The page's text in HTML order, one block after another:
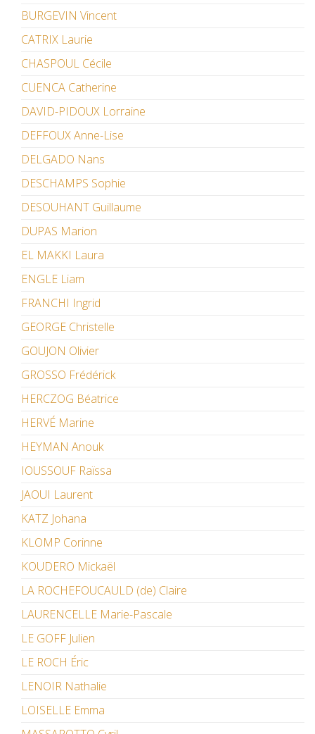
BURGEVIN Vincent
CATRIX Laurie
CHASPOUL Cécile
CUENCA Catherine
DAVID-PIDOUX Lorraine
DEFFOUX Anne-Lise
DELGADO Nans
DESCHAMPS Sophie
DESOUHANT Guillaume
DUPAS Marion
EL MAKKI Laura
ENGLE Liam
FRANCHI Ingrid
GEORGE Christelle
GOUJON Olivier
GROSSO Frédérick
HERCZOG Béatrice
HERVÉ Marine
HEYMAN Anouk
IOUSSOUF Raïssa
JAOUI Laurent
KATZ Johana
KLOMP Corinne
KOUDERO Mickaël
LA ROCHEFOUCAULD (de) Claire
LAURENCELLE Marie-Pascale
LE GOFF Julien
LE ROCH Éric
LENOIR Nathalie
LOISELLE Emma